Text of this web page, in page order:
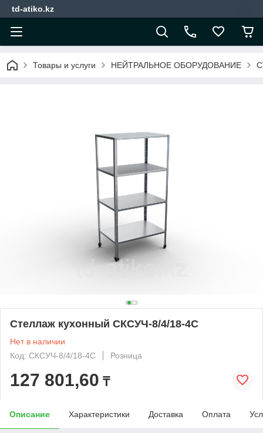
td-atiko.kz
Товары и услуги НЕЙТРАЛЬНОЕ ОБОРУДОВАНИЕ
Стеллаж кухонный СКСУЧ-8/4/18-4С
Нет в наличии
Код: СКСУЧ-8/4/18-4С
Розница
127 801,60 ₸
Описание Характеристики Доставка Оплата